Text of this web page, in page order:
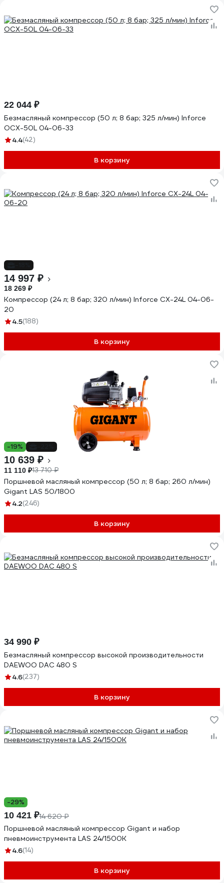
22 044 ₽
Безмасляный компрессор (50 л; 8 бар; 325 л/мин) Inforce
OCX-50L 04-06-33
4.4(42)
В корзину
14 997 ₽
18 269 ₽
Компрессор (24 л; 8 бар; 320 л/мин) Inforce CX-24L 04-06-
20
4.5(188)
В корзину
-19%
10 639 ₽
11 110 ₽13 710 ₽
Поршневой масляный компрессор (50 л; 8 бар; 260 л/мин)
Gigant LAS 50/1800
4.2(246)
В корзину
34 990 ₽
Безмасляный компрессор высокой производительности
DAEWOO DAC 480 S
4.6(237)
В корзину
-29%
10 421 ₽14 620 ₽
Поршневой масляный компрессор Gigant и набор
пневмоинструмента LAS 24/1500K
4.6(14)
В корзину